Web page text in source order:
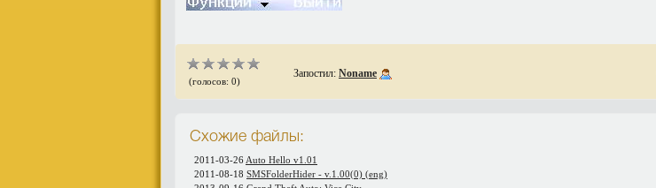
(голосов: 0)
Запостил: Noname
Схожие файлы:
2011-03-26 Auto Hello v1.01
2011-08-18 SMSFolderHider - v.1.00(0) (eng)